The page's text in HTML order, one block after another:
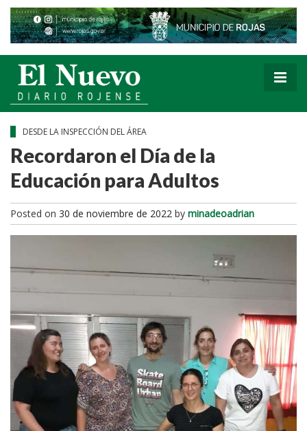
DESDE LA INSPECCIÓN DEL ÁREA
Recordaron el Día de la
Educación para Adultos
Posted on 30 de noviembre de 2022 by minadeoadrian